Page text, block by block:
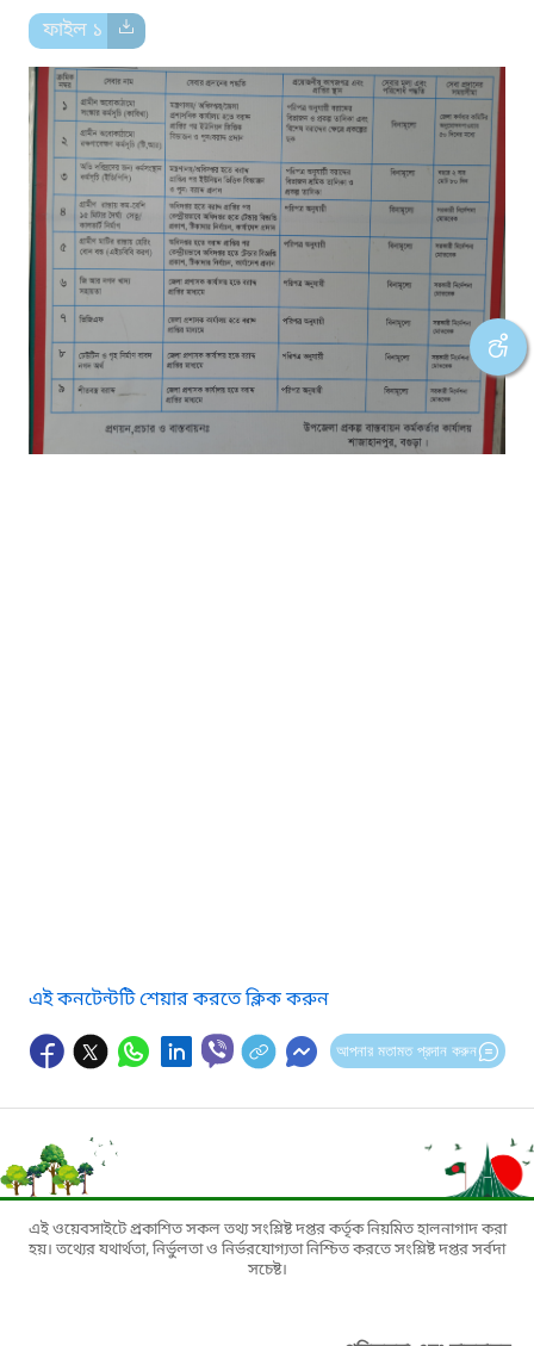
ফাইল ১
এই কনটেন্টটি শেয়ার করতে ক্লিক করুন
আপনার মতামত প্রদান করুন
এই ওয়েবসাইটে প্রকাশিত সকল তথ্য সংশ্লিষ্ট দপ্তর কর্তৃক নিয়মিত হালনাগাদ করা
হয়। তথ্যের যথার্থতা, নির্ভুলতা ও নির্ভরযোগ্যতা নিশ্চিত করতে সংশ্লিষ্ট দপ্তর সর্বদা
সচেষ্ট।